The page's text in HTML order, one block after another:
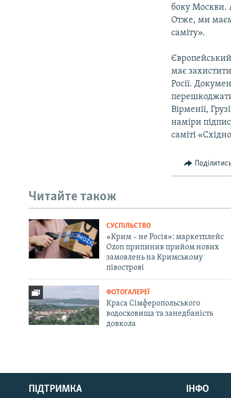
Русский
Qırımtatar
боку Москви.
Отже, ми
саміту».
має
Росії.
перешкоджати
Вірменії,
наміри
саміті
Читайте також
СУСПІЛЬСТВО
«Крим – не Росія»: маркетплейс
Ozon припинив прийом нових
замовлень на Кримському
півострові
ФОТОГАЛЕРЕЇ
Краса Сімферопольського
водосховища та занедбаність
довкола
ПІДТРИМКА ІНФО